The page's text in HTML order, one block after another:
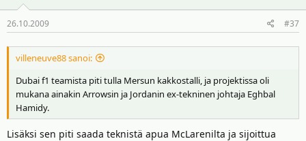
26.10.2009 #37
villeneuve88 sanoi:
Dubai f1 teamista piti tulla Mersun kakkostalli, ja projektissa oli
mukana ainakin Arrowsin ja Jordanin ex-tekninen johtaja Eghbal
Hamidy.
Lisäksi sen piti saada teknistä apua McLarenilta ja sijoittua